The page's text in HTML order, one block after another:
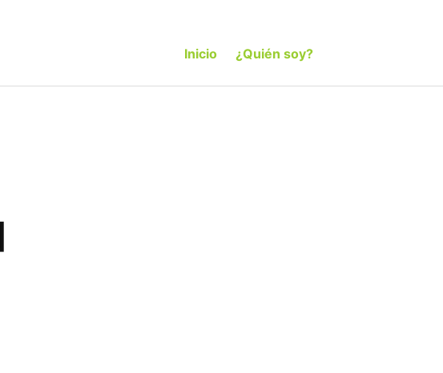
Inicio ¿Quién soy?